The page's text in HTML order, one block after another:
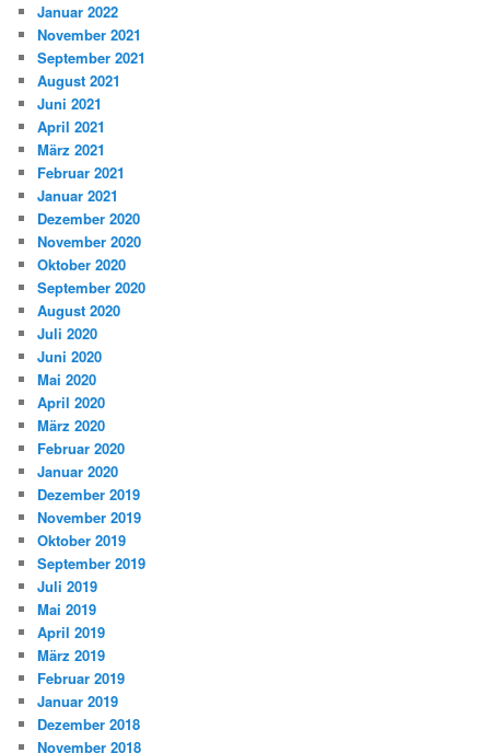
Januar 2022
November 2021
September 2021
August 2021
Juni 2021
April 2021
März 2021
Februar 2021
Januar 2021
Dezember 2020
November 2020
Oktober 2020
September 2020
August 2020
Juli 2020
Juni 2020
Mai 2020
April 2020
März 2020
Februar 2020
Januar 2020
Dezember 2019
November 2019
Oktober 2019
September 2019
Juli 2019
Mai 2019
April 2019
März 2019
Februar 2019
Januar 2019
Dezember 2018
November 2018